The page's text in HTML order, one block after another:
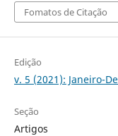
Fomatos de Citação
Edição
v. 5 (2021): Janeiro-
Seção
Artigos